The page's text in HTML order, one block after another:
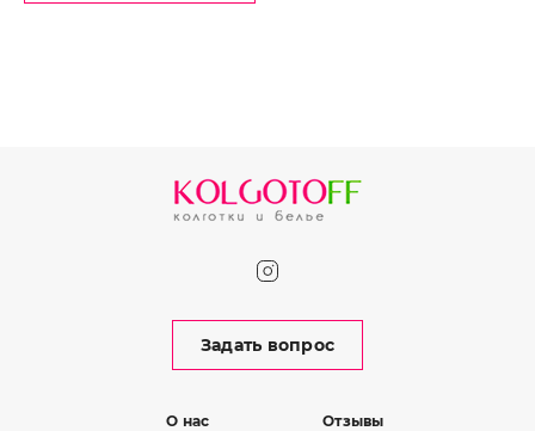
Задать вопрос
О нас
Отзывы